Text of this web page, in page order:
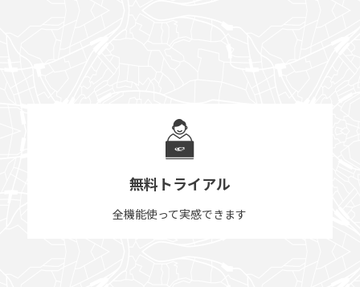
無料トライアル
全機能使って実感できます